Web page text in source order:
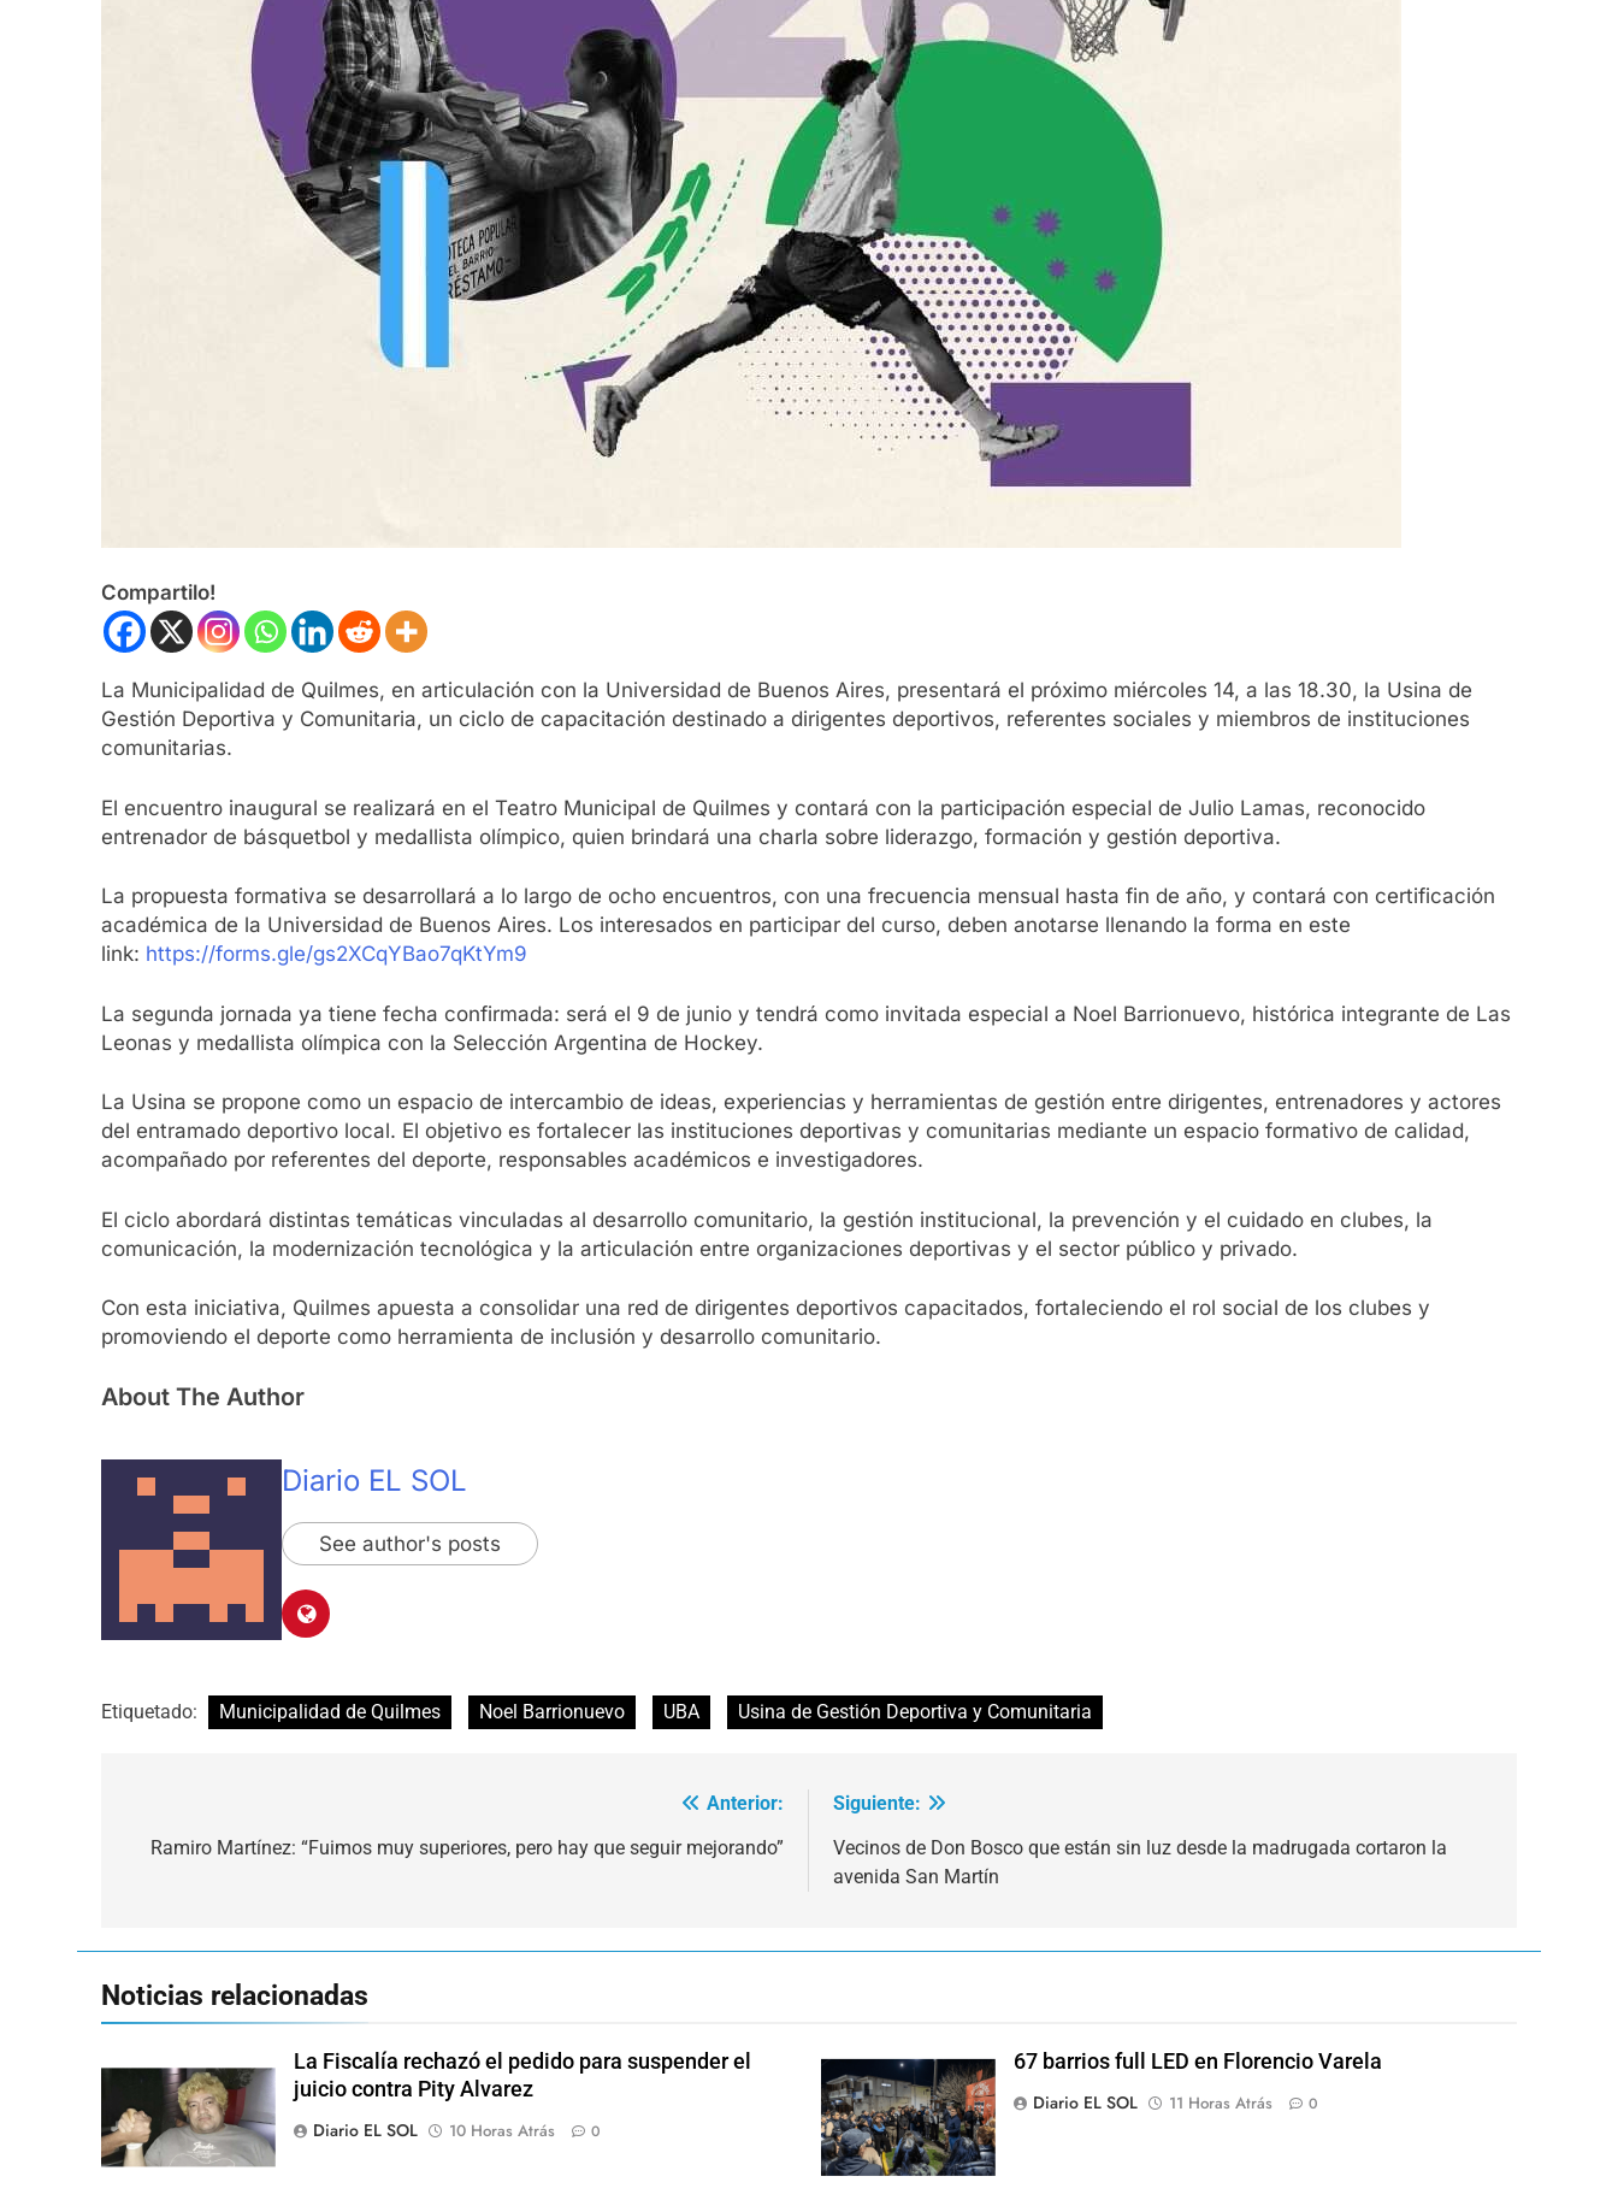
Compartilo!
La Municipalidad de Quilmes, en articulación con la Universidad de Buenos Aires, presentará el próximo miércoles 14, a las 18.30, la Usina de
Gestión Deportiva y Comunitaria, un ciclo de capacitación destinado a dirigentes deportivos, referentes sociales y miembros de instituciones
comunitarias.
El encuentro inaugural se realizará en el Teatro Municipal de Quilmes y contará con la participación especial de Julio Lamas, reconocido
entrenador de básquetbol y medallista olímpico, quien brindará una charla sobre liderazgo, formación y gestión deportiva.
La propuesta formativa se desarrollará a lo largo de ocho encuentros, con una frecuencia mensual hasta fin de año, y contará con certificación
académica de la Universidad de Buenos Aires. Los interesados en participar del curso, deben anotarse llenando la forma en este
link: https://forms.gle/gs2XCqYBao7qKtYm9
La segunda jornada ya tiene fecha confirmada: será el 9 de junio y tendrá como invitada especial a Noel Barrionuevo, histórica integrante de Las
Leonas y medallista olímpica con la Selección Argentina de Hockey.
La Usina se propone como un espacio de intercambio de ideas, experiencias y herramientas de gestión entre dirigentes, entrenadores y actores
del entramado deportivo local. El objetivo es fortalecer las instituciones deportivas y comunitarias mediante un espacio formativo de calidad,
acompañado por referentes del deporte, responsables académicos e investigadores.
El ciclo abordará distintas temáticas vinculadas al desarrollo comunitario, la gestión institucional, la prevención y el cuidado en clubes, la
comunicación, la modernización tecnológica y la articulación entre organizaciones deportivas y el sector público y privado.
Con esta iniciativa, Quilmes apuesta a consolidar una red de dirigentes deportivos capacitados, fortaleciendo el rol social de los clubes y
promoviendo el deporte como herramienta de inclusión y desarrollo comunitario.
About The Author
Diario EL SOL
See author's posts
Etiquetado: Municipalidad de Quilmes Noel Barrionuevo UBA Usina de Gestión Deportiva y Comunitaria
de
Anterior:
Ramiro Martínez: “Fuimos muy superiores, pero hay que seguir mejorando”
Siguiente:
Vecinos de Don Bosco que están sin luz desde la madrugada cortaron la
avenida San Martín
Noticias relacionadas
La Fiscalía rechazó el pedido para suspender el
juicio contra Pity Alvarez
Diario EL SOL
10 Horas Atrás 0
67 barrios full LED en Florencio Varela
Diario EL SOL
11 Horas Atrás 0